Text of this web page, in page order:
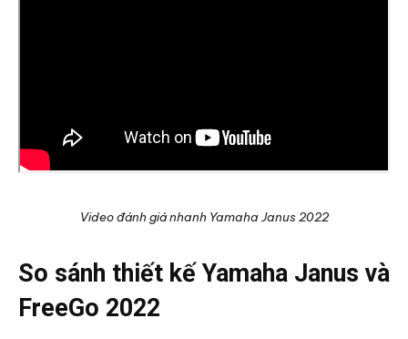
Video đánh giá nhanh Yamaha Janus 2022
So sánh thiết kế Yamaha Janus và
FreeGo 2022